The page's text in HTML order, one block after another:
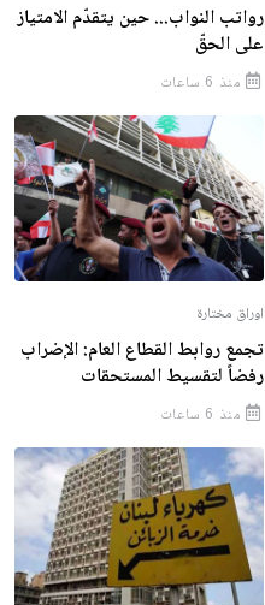
رواتب النواب... حين يتقدّم الامتياز
على الحقّ
منذ 6 ساعات
اوراق مختارة
تجمع روابط القطاع العام: الإضراب
رفضاً لتقسيط المستحقات
منذ 6 ساعات